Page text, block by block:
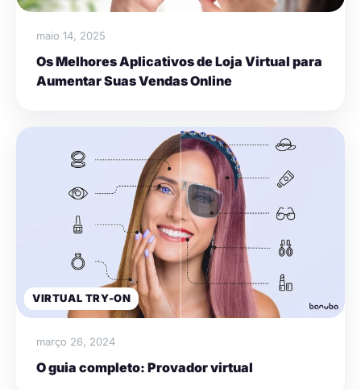
maio 14, 2025
Os Melhores Aplicativos de Loja Virtual para
Aumentar Suas Vendas Online
VIRTUAL TRY-ON
março 26, 2024
O guia completo: Provador virtual